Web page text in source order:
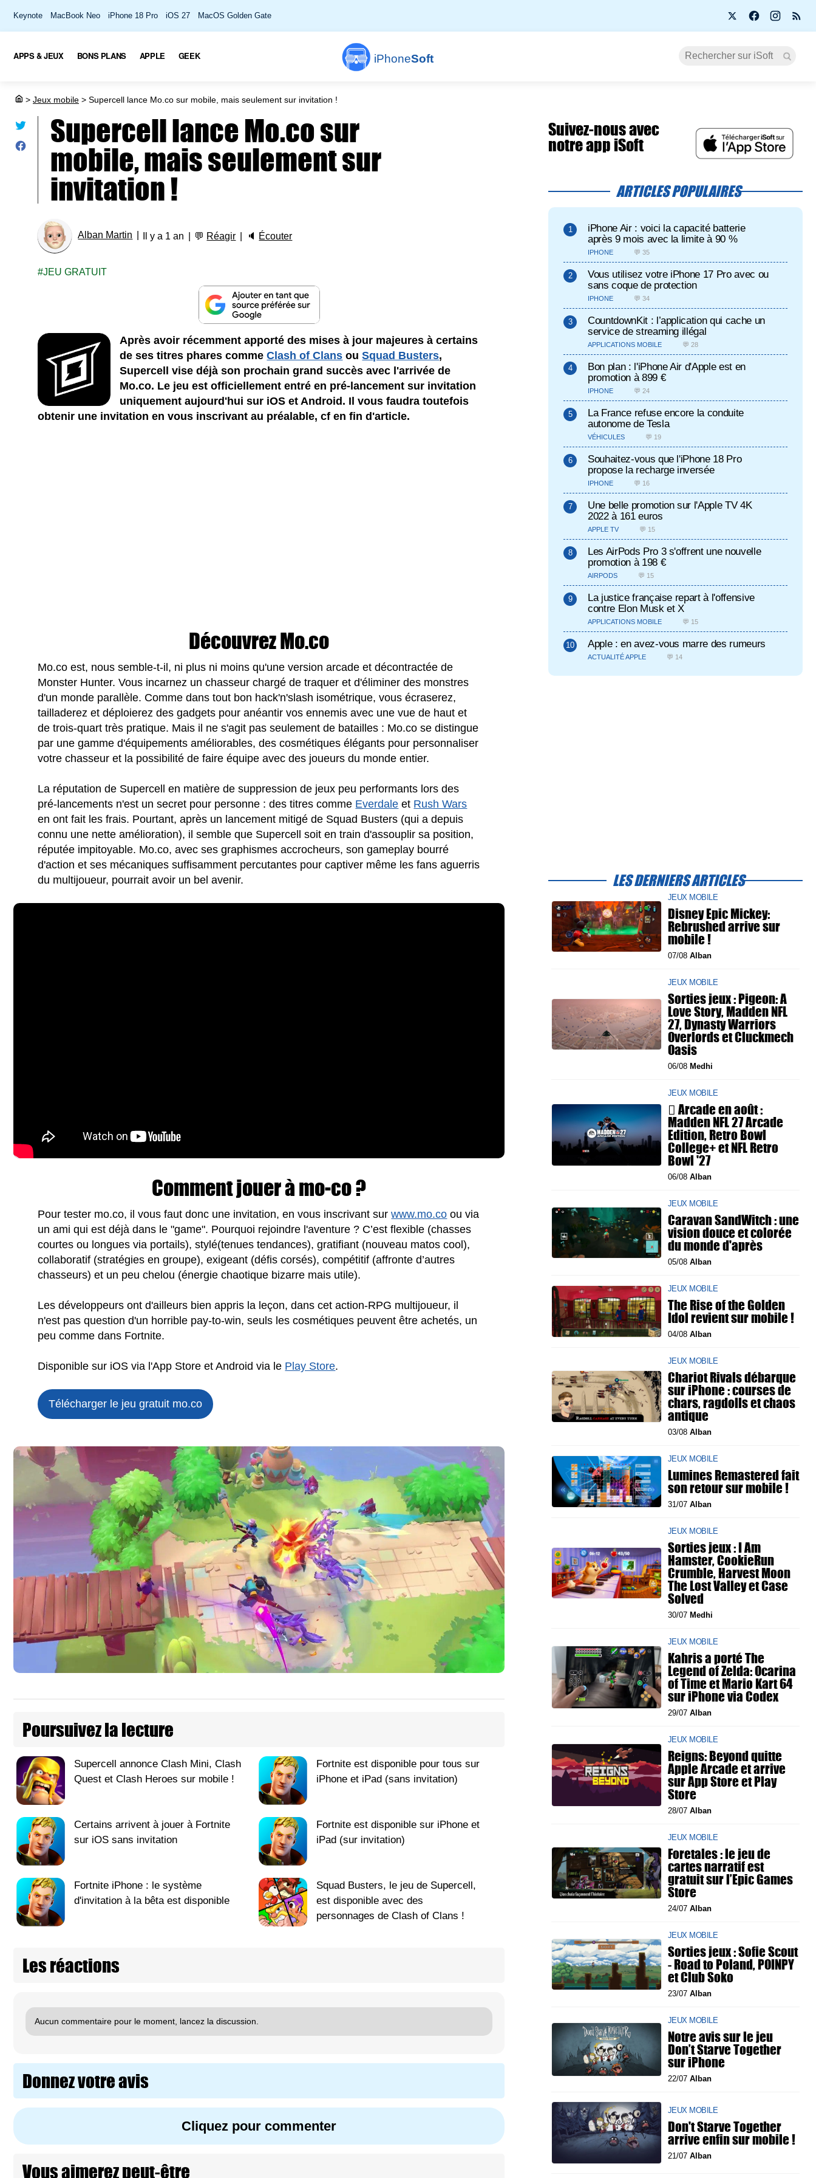
Keynote MacBook Neo iPhone 18 Pro iOS 27 MacOS Golden Gate
iPhoneSoft
APPS & JEUX BONS PLANS APPLE GEEK
> Jeux mobile > Supercell lance Mo.co sur mobile, mais seulement sur invitation !
Supercell lance Mo.co sur
mobile, mais seulement sur
invitation !
Alban Martin Il y a 1 an 💬 Réagir 🔈 Écouter
JEU GRATUIT
Après avoir récemment apporté des mises à jour majeures à certains
de ses titres phares commeClash of Clans ouSquad Busters,
Supercell vise déjà son prochain grand succès avec l'arrivée de
Mo.co. Le jeu est officiellement entré en pré-lancement sur invitation
uniquement aujourd'hui sur iOS et Android. Il vous faudra toutefois
obtenir une invitation en vous inscrivant au préalable, cf en fin d'article.
Découvrez Mo.co
Mo.co est, nous semble-t-il, ni plus ni moins qu'une version arcade et décontractée de
Monster Hunter. Vous incarnez un chasseur chargé de traquer et d'éliminer des monstres
d'un monde parallèle. Comme dans tout bon hack'n'slash isométrique, vous écraserez,
tailladerez et déploierez des gadgets pour anéantir vos ennemis avec une vue de haut et
de trois-quart très pratique. Mais il ne s'agit pas seulement de batailles : Mo.co se distingue
par une gamme d'équipements améliorables, des cosmétiques élégants pour personnaliser
votre chasseur et la possibilité de faire équipe avec des joueurs du monde entier.
La réputation de Supercell en matière de suppression de jeux peu performants lors des
pré-lancements n'est un secret pour personne : des titres comme Everdale et Rush Wars
en ont fait les frais. Pourtant, après un lancement mitigé de Squad Busters (qui a depuis
connu une nette amélioration), il semble que Supercell soit en train d'assouplir sa position,
réputée impitoyable. Mo.co, avec ses graphismes accrocheurs, son gameplay bourré
d'action et ses mécaniques suffisamment percutantes pour captiver même les fans aguerris
du multijoueur, pourrait avoir un bel avenir.
Comment jouer à mo-co ?
Pour tester mo.co, il vous faut donc une invitation, en vous inscrivant surwww.mo.co ou via
un ami qui est déjà dans le "game". Pourquoi rejoindre l'aventure ? C’est flexible (chasses
courtes ou longues via portails), stylé(tenues tendances), gratifiant (nouveau matos cool),
collaboratif (stratégies en groupe), exigeant (défis corsés), compétitif (affronte d’autres
chasseurs) et un peu chelou (énergie chaotique bizarre mais utile).
Les développeurs ont d'ailleurs bien appris la leçon, dans cet action-RPG multijoueur, il
n'est pas question d'un horrible pay-to-win, seuls les cosmétiques peuvent être achetés, un
peu comme dans Fortnite.
Disponible sur iOS via l'App Store et Android via le Play Store.
Télécharger le jeu gratuit mo.co
Poursuivez la lecture
Supercell annonce Clash Mini, Clash
Quest et Clash Heroes sur mobile !
Fortnite est disponible pour tous sur
iPhone et iPad (sans invitation)
Certains arrivent à jouer à Fortnite
sur iOS sans invitation
Fortnite est disponible sur iPhone et
iPad (sur invitation)
Fortnite iPhone : le système
d'invitation à la bêta est disponible
Squad Busters, le jeu de Supercell,
est disponible avec des
personnages de Clash of Clans !
Les réactions
Aucun commentaire pour le moment, lancez la discussion.
Donnez votre avis
Cliquez pour commenter
Vous aimerez peut-être
Suivez-nous avec
notre app iSoft
ARTICLES POPULAIRES
iPhone Air : voici la capacité batterie
après 9 mois avec la limite à 90 %
IPHONE 💬 35
Vous utilisez votre iPhone 17 Pro avec ou
sans coque de protection
IPHONE 💬 34
CountdownKit : l’application qui cache un
service de streaming illégal
APPLICATIONS MOBILE 💬 28
Bon plan : l'iPhone Air d'Apple est en
promotion à 899 €
IPHONE 💬 24
La France refuse encore la conduite
autonome de Tesla
VÉHICULES 💬 19
Souhaitez-vous que l'iPhone 18 Pro
propose la recharge inversée
IPHONE 💬 16
Une belle promotion sur l'Apple TV 4K
2022 à 161 euros
APPLE TV 💬 15
Les AirPods Pro 3 s'offrent une nouvelle
promotion à 198 €
AIRPODS 💬 15
La justice française repart à l'offensive
contre Elon Musk et X
APPLICATIONS MOBILE 💬 15
Apple : en avez-vous marre des rumeurs
ACTUALITÉ APPLE 💬 14
LES DERNIERS ARTICLES
JEUX MOBILE
Disney Epic Mickey:
Rebrushed arrive sur
mobile !
07/08 Alban
JEUX MOBILE
Sorties jeux : Pigeon: A
Love Story, Madden NFL
27, Dynasty Warriors
Overlords et Cluckmech
Oasis
06/08 Medhi
JEUX MOBILE
 Arcade en août :
Madden NFL 27 Arcade
Edition, Retro Bowl
College+ et NFL Retro
Bowl '27
06/08 Alban
JEUX MOBILE
Caravan SandWitch : une
vision douce et colorée
du monde d'après
05/08 Alban
JEUX MOBILE
The Rise of the Golden
Idol revient sur mobile !
04/08 Alban
JEUX MOBILE
Chariot Rivals débarque
sur iPhone : courses de
chars, ragdolls et chaos
antique
03/08 Alban
JEUX MOBILE
Lumines Remastered fait
son retour sur mobile !
31/07 Alban
JEUX MOBILE
Sorties jeux : I Am
Hamster, CookieRun
Crumble, Harvest Moon
The Lost Valley et Case
Solved
30/07 Medhi
JEUX MOBILE
Kahris a porté The
Legend of Zelda: Ocarina
of Time et Mario Kart 64
sur iPhone via Codex
29/07 Alban
JEUX MOBILE
Reigns: Beyond quitte
Apple Arcade et arrive
sur App Store et Play
Store
28/07 Alban
JEUX MOBILE
Foretales : le jeu de
cartes narratif est
gratuit sur l’Epic Games
Store
24/07 Alban
JEUX MOBILE
Sorties jeux : Sofie Scout
- Road to Poland, POINPY
et Club Soko
23/07 Alban
JEUX MOBILE
Notre avis sur le jeu
Don’t Starve Together
sur iPhone
22/07 Alban
JEUX MOBILE
Don't Starve Together
arrive enfin sur mobile !
21/07 Alban